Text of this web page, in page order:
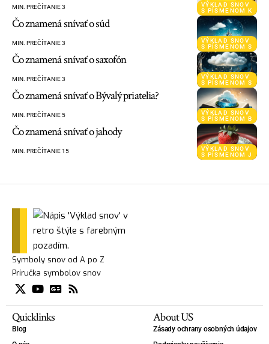
VÝKLAD SNOV
S PÍSMENOM K
MIN. PREČÍTANIE 3
VÝKLAD SNOV
S PÍSMENOM S
Čo znamená snívať o súd
MIN. PREČÍTANIE 3
VÝKLAD SNOV
S PÍSMENOM S
Čo znamená snívať o saxofón
MIN. PREČÍTANIE 3
VÝKLAD SNOV
S PÍSMENOM B
Čo znamená snívať o Bývalý priatelia?
MIN. PREČÍTANIE 5
VÝKLAD SNOV
S PÍSMENOM J
Čo znamená snívať o jahody
MIN. PREČÍTANIE 15
Symboly snov od A po Z
Príručka symbolov snov
Quicklinks
Blog
About US
Zásady ochrany osobných údajov